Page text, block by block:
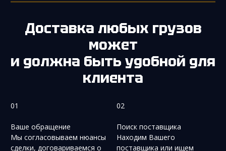
Доставка любых грузов
может
и должна быть удобной для
клиента
01
Ваше обращение
Мы согласовываем нюансы
сделки, договариваемся о
02
Поиск поставщика
Находим Вашего
поставщика или ищем